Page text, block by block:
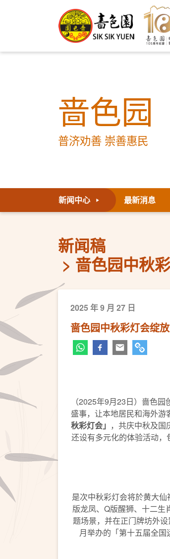
啬色园
普济劝善 崇善惠民
新闻中心 最新消息
新闻稿
啬色园中秋
2025 年 9 月 27 日
啬色园中秋彩灯会绽
（2025年9月23日）啬色
盛事，让本地居民和海外游
秋彩灯会」 ，共庆中秋及国
还设有多元化的体验活动，
是次中秋彩灯会将於黄大
版龙凤、Q版醒狮、十二
题场景，并在正门牌坊外
月举办的「第十五届全